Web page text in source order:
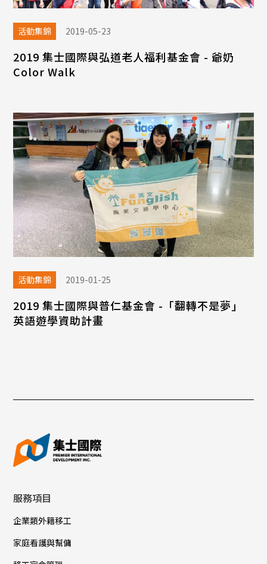
活動集錦 2019-05-23
2019 集士國際與弘道老人福利基金會 - 爺奶
Color Walk
活動集錦 2019-01-25
2019 集士國際與普仁基金會 -「翻轉不是夢」
英語遊學資助計畫
服務項目
企業類外籍移工
家庭看護與幫傭